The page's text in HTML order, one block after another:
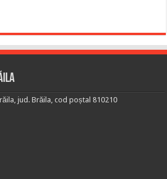
jud. Brăila, cod poștal 810210